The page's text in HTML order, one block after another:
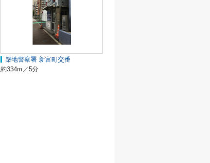
築地警察署 新富町交番
約334m／5分